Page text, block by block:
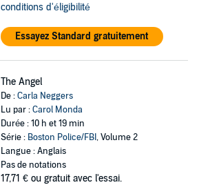
conditions d'éligibilité
Essayez Standard gratuitement
The Angel
De :Carla Neggers
Lu par :Carol Monda
Durée : 10 h et 19 min
Série : Boston Police/FBI, Volume 2
Langue : Anglais
Pas de notations
17,71 € ou gratuit avec l'essai.